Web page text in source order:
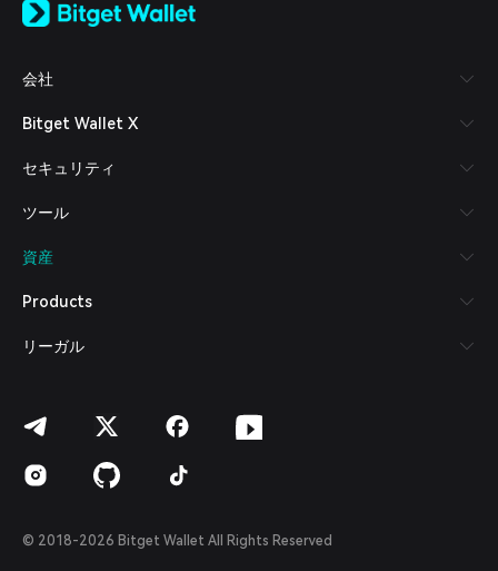
日本語
Español (Latinoamérica)
Italiano
Deutsch
繁體中文
Bahasa Indonesia
Español (Argentina)
会社
Bitget Wallet X
セキュリティ
ツール
資産
Products
リーガル
© 2018-2026 Bitget Wallet All Rights Reserved